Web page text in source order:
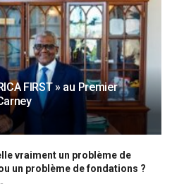
FIRST » au Premier
vraiment un problème de
un problème de fondations ?